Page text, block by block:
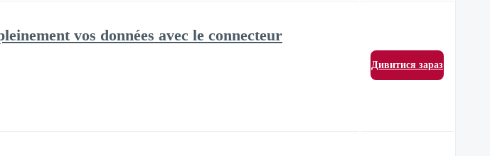
vos données avec le connecteur
Дивитися зараз